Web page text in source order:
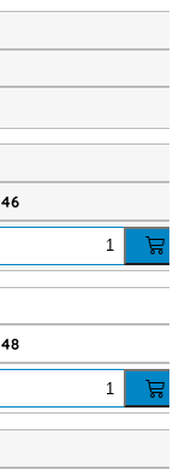
hautfreundlich und
mehr Komfort
Taschen
Handwerk
Preis-Leistungs-